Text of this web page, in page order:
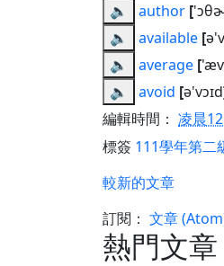
🔈
author ['ɔθɚ
🔈
available [
🔈
average [
🔈
avoid [ə'vɔɪd
編輯時間： 凌晨
標簽 111學年第二
較新的文章
訂閱： 文章
熱門文章